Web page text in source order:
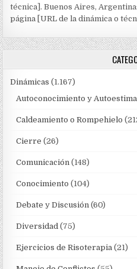
técnica]. Buenos Aires,
página [URL de la dinámica o
Dinámicas (1.167)
Autoconocimiento y Autoestima
Caldeamiento o Rompehielo
Cierre (26)
Comunicación (148)
Conocimiento (104)
Debate y Discusión (60)
Diversidad (75)
Ejercicios de Risoterapia (21)